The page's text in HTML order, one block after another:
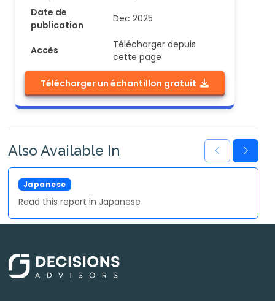
Date de
publication
Dec 2025
Accès
Télécharger depuis
cette page
Télécharger un échantillon gratuit
Also Available In
Japanese
Read this report in Japanese